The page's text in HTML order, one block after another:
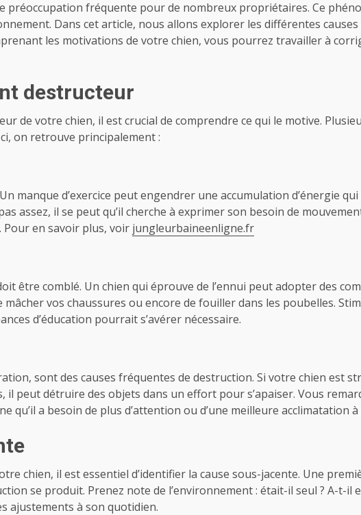
préoccupation fréquente pour de nombreux propriétaires. Ce
Dans cet article, nous allons explorer les différentes
les motivations de votre chien, vous pourrez travailler à
destructeur
de votre chien, il est crucial de comprendre ce qui le motive.
on retrouve principalement :
manque d’exercice peut engendrer une accumulation d’énergie
assez, il se peut qu’il cherche à exprimer son besoin de
en savoir plus, voir jungleurbaineenligne.fr
être comblé. Un chien qui éprouve de l’ennui peut adopter des
vos chaussures ou encore de fouiller dans les poubelles.
d’éducation pourrait s’avérer nécessaire.
sont des causes fréquentes de destruction. Si votre chien est
il peut détruire des objets dans un effort pour s’apaiser. Vous
qu’il a besoin de plus d’attention ou d’une meilleure acclimatation
chien, il est essentiel d’identifier la cause sous-jacente. Une
se produit. Prenez note de l’environnement : était-il seul ? A-t-il
ajustements à son quotidien.